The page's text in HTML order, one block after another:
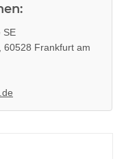
SE
60528 Frankfurt am